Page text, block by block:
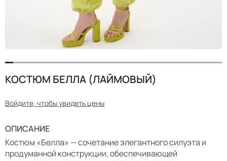
КОСТЮМ БЕЛЛА (ЛАЙМОВЫЙ)
Войдите, чтобы увидеть цены
ОПИСАНИЕ
Костюм «Белла» — сочетание элегантного силуэта и
продуманной конструкции, обеспечивающей